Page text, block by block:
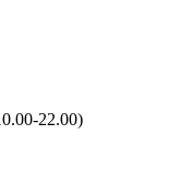
22.00)